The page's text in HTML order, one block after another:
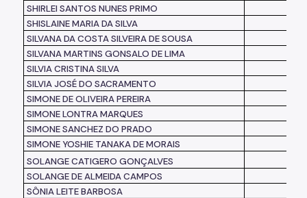
SHIRLEI SANTOS NUNES PRIMO
SHISLAINE MARIA DA SILVA
SILVANA DA COSTA SILVEIRA DE SOUSA
SILVANA MARTINS GONSALO DE LIMA
SILVIA CRISTINA SILVA
SILVIA JOSÉ DO SACRAMENTO
SIMONE DE OLIVEIRA PEREIRA
SIMONE LONTRA MARQUES
SIMONE SANCHEZ DO PRADO
SIMONE YOSHIE TANAKA DE MORAIS
SOLANGE CATIGERO GONÇALVES
SOLANGE DE ALMEIDA CAMPOS
SÔNIA LEITE BARBOSA